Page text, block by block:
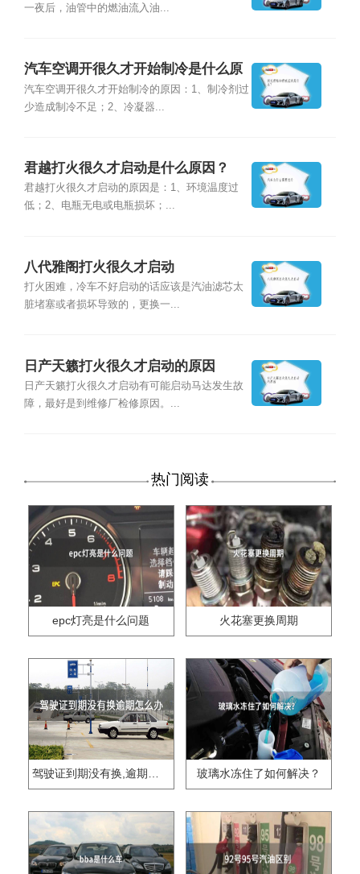
一夜后，油管中的燃油流入油...
汽车空调开很久才开始制冷是什么原
因？
汽车空调开很久才开始制冷的原因：1、制冷剂过
少造成制冷不足；2、冷凝器...
君越打火很久才启动是什么原因？
君越打火很久才启动的原因是：1、环境温度过
低；2、电瓶无电或电瓶损坏；...
八代雅阁打火很久才启动
打火困难，冷车不好启动的话应该是汽油滤芯太
脏堵塞或者损坏导致的，更换一...
日产天籁打火很久才启动的原因
日产天籁打火很久才启动有可能启动马达发生故
障，最好是到维修厂检修原因。...
热门阅读
epc灯亮是什么问题 火花塞更换周期
驾驶证到期没有换,逾期怎么办?? 玻璃水冻住了如何解决？